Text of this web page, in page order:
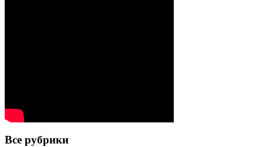
Все рубрики